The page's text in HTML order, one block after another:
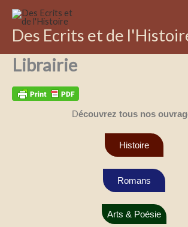
contenu
Des Ecrits et de
Librairie
Découvrez tous nos
Histoire
Romans
Arts & Poésie